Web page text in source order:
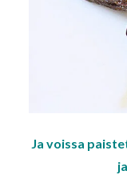
Ja voissa